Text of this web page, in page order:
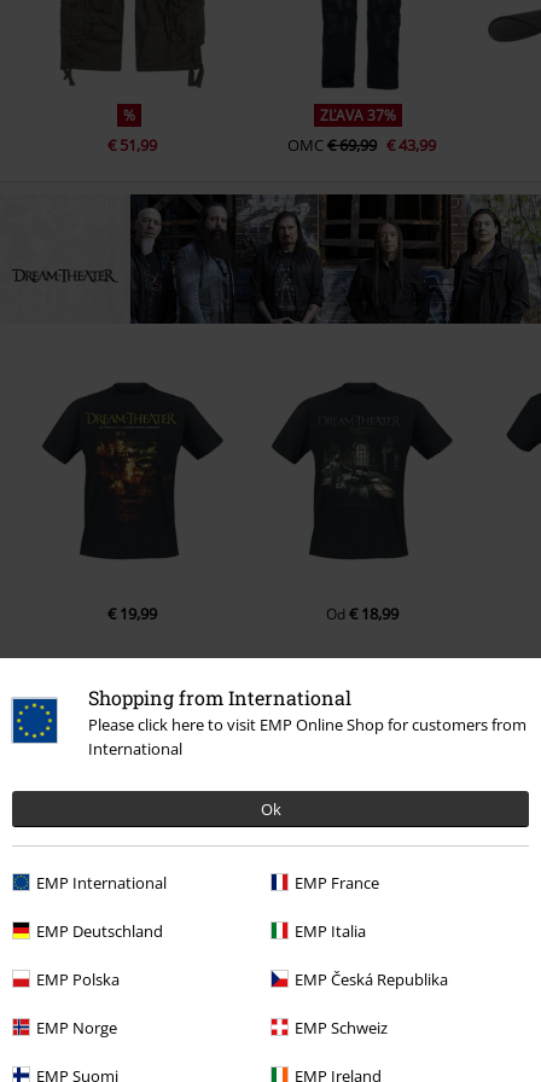
Shopping from International
Please click here to visit EMP Online Shop for customers from
International
Ok
EMP International EMP France
EMP Deutschland EMP Italia
EMP Polska EMP Česká Republika
EMP Norge EMP Schweiz
EMP Suomi EMP Ireland
%
€ 51,99
ZĽAVA 37%
OMC€ 69,99 € 43,99
€ 19,99 Od € 18,99
0 Hodnotení
Podeľte sa o váš názor "Logo".